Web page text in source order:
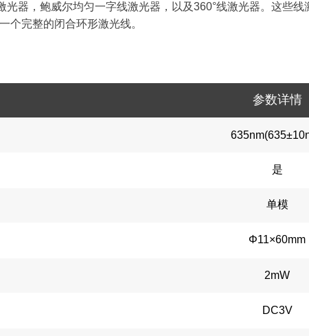
器，鲍威尔均匀一字线激光器，以及360°线激光器。这些
个完整的闭合环形激光线。
参数详情
是
单模
Φ11×60mm
2mW
DC3V